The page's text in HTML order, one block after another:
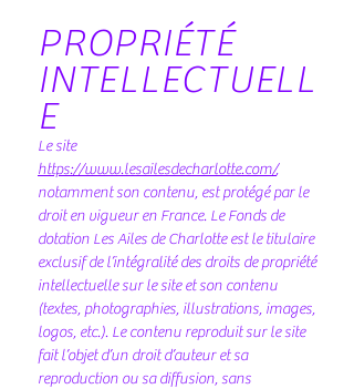
PROPRIÉTÉ
INTELLECTUELL
E
Le site
https://www.lesailesdecharlotte.com/,
notamment son contenu, est protégé par le
droit en vigueur en France. Le Fonds de
dotation Les Ailes de Charlotte est le titulaire
exclusif de l’intégralité des droits de propriété
intellectuelle sur le site et son contenu
(textes, photographies, illustrations, images,
logos, etc.). Le contenu reproduit sur le site
fait l’objet d’un droit d’auteur et sa
reproduction ou sa diffusion, sans